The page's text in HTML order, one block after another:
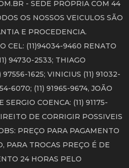
- SEDE PRÓPRIA COM 44
OS NOSSOS VEICULOS SÃO
E PROCEDENCIA.
CEL: (11)94034-9460 RENATO
94730-2533; THIAGO
1625; VINICIUS (11) 91032-
6070; (11) 91965-9674, JOÃO
COENCA: (11) 91175-
DE CORRIGIR POSSIVEIS
PREÇO PARA PAGAMENTO
PARA TROCAS PREÇO É DE
24 HORAS PELO